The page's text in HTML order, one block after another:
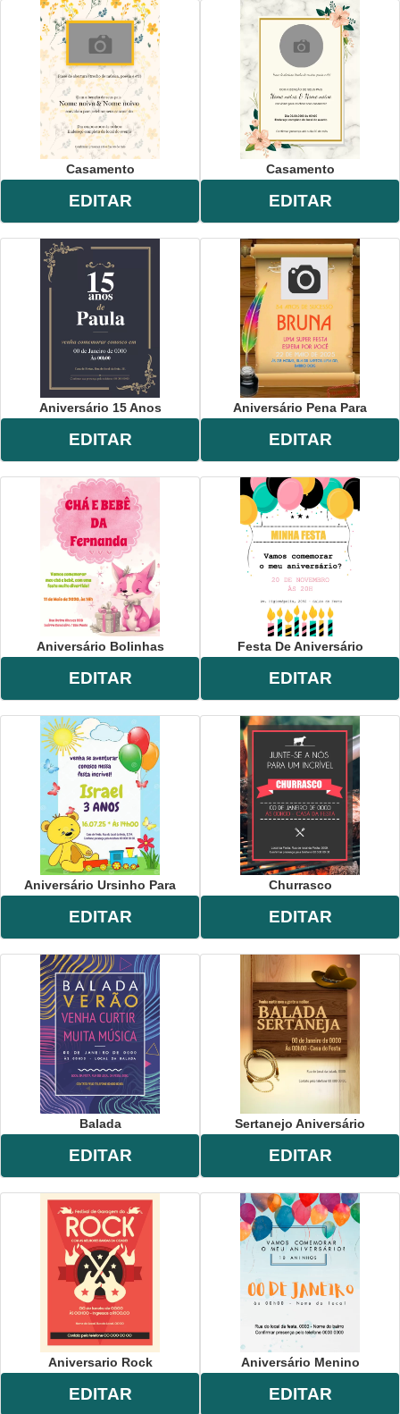
Casamento
EDITAR
Casamento
EDITAR
Aniversário 15 Anos
EDITAR
Aniversário Pena Para
EDITAR
Aniversário Bolinhas
EDITAR
Festa De Aniversário
EDITAR
Aniversário Ursinho Para
EDITAR
Churrasco
EDITAR
Balada
EDITAR
Sertanejo Aniversário
EDITAR
Aniversario Rock
EDITAR
Aniversário Menino
EDITAR